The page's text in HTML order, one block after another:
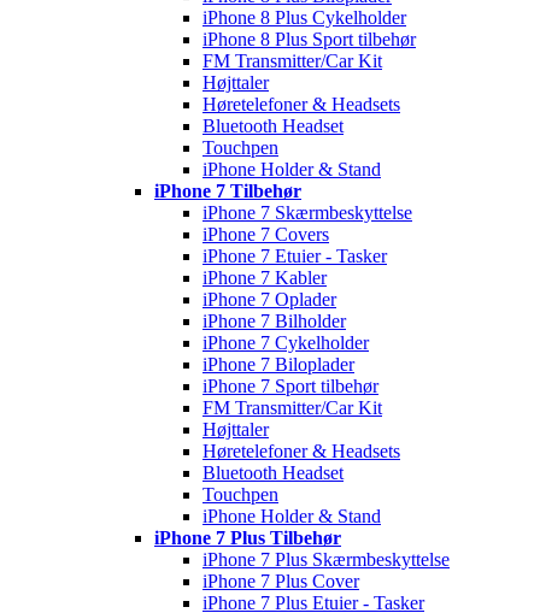
iPhone 8 Plus Cykelholder
iPhone 8 Plus Sport tilbehør
FM Transmitter/Car Kit
Højttaler
Høretelefoner & Headsets
Bluetooth Headset
Touchpen
iPhone Holder & Stand
iPhone 7 Tilbehør
iPhone 7 Skærmbeskyttelse
iPhone 7 Covers
iPhone 7 Etuier - Tasker
iPhone 7 Kabler
iPhone 7 Oplader
iPhone 7 Bilholder
iPhone 7 Cykelholder
iPhone 7 Biloplader
iPhone 7 Sport tilbehør
FM Transmitter/Car Kit
Højttaler
Høretelefoner & Headsets
Bluetooth Headset
Touchpen
iPhone Holder & Stand
iPhone 7 Plus Tilbehør
iPhone 7 Plus Skærmbeskyttelse
iPhone 7 Plus Cover
iPhone 7 Plus Etuier - Tasker